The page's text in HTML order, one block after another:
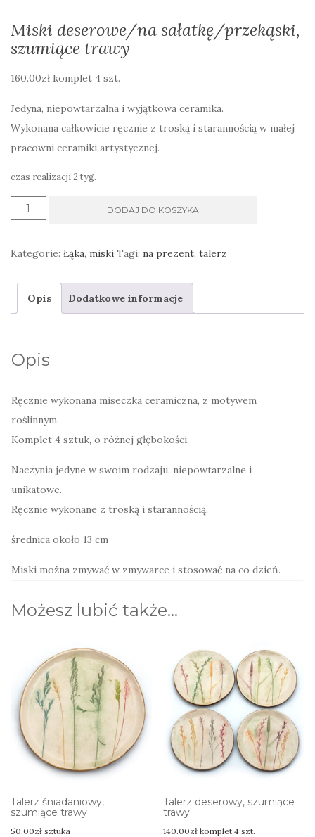
Miski deserowe/na sałatkę/przekąski,
szumiące trawy
160.00zł komplet 4 szt.
Jedyna, niepowtarzalna i wyjątkowa ceramika.
Wykonana całkowicie ręcznie z troską i starannością w małej
pracowni ceramiki artystycznej.
czas realizacji 2 tyg.
ilość
szumiące
trawy
DODAJ DO KOSZYKA
Kategorie: Łąka, miski Tagi: na prezent, talerz
Opis Dodatkowe informacje
Opis
Ręcznie wykonana miseczka ceramiczna, z motywem
roślinnym.
Komplet 4 sztuk, o różnej głębokości.
Naczynia jedyne w swoim rodzaju, niepowtarzalne i
unikatowe.
Ręcznie wykonane z troską i starannością.
średnica około 13 cm
Miski można zmywać w zmywarce i stosować na co dzień.
Możesz lubić także…
Talerz śniadaniowy,
szumiące trawy
50.00zł sztuka
Talerz deserowy, szumiące
trawy
140.00zł komplet 4 szt.